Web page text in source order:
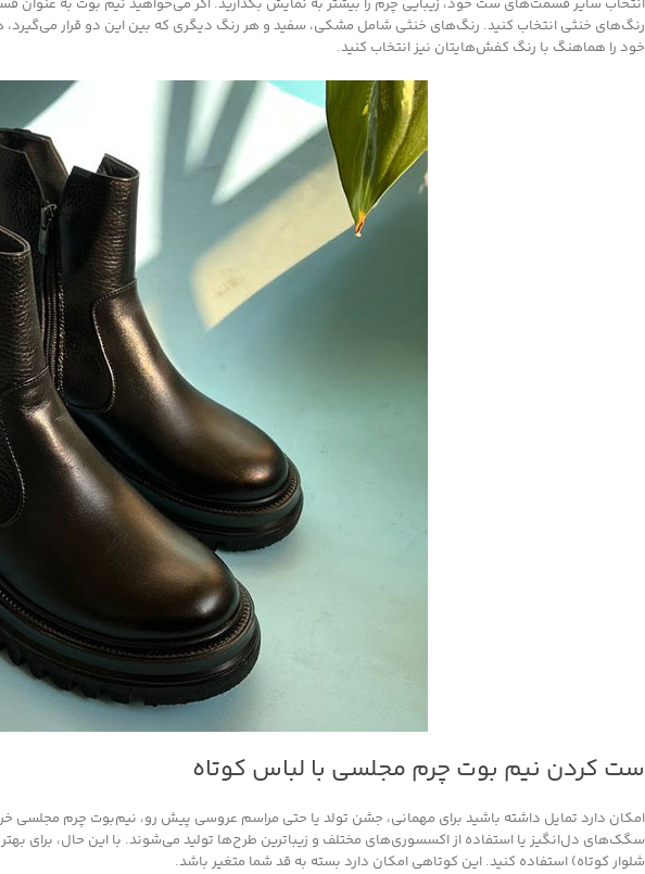
رنگ‌های خنثی انتخاب کنید. رنگ‌های خنثی شامل مشکی، سفید و هر رنگ دیگری که بین این دو قرار می‌گیرد،
خود را هماهنگ با رنگ کفش‌هایتان نیز انتخاب کنید.
ست کردن نیم بوت چرم مجلسی با لباس کوتاه
امکان دارد تمایل داشته باشید برای مهمانی، جشن تولد یا حتی مراسم عروسی پیش رو، نیم‌بوت چرم مجلسی
سگک‌های دل‌انگیز یا استفاده از اکسسوری‌های مختلف و زیباترین طرح‌ها تولید می‌شوند. با این حال، برای
شلوار کوتاه) استفاده کنید. این کوتاهی امکان دارد بسته به قد شما متغیر باشد.